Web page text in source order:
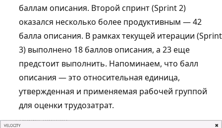
баллам описания. Второй спринт (Sprint 2)
оказался несколько более продуктивным — 42
балла описания. В рамках текущей итерации (Sprint
3) выполнено 18 баллов описания, а 23 еще
предстоит выполнить. Напоминаем, что балл
описания — это относительная единица,
утвержденная и применяемая рабочей группой
для оценки трудозатрат.